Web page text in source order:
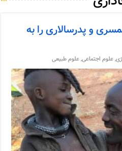
و پدرسالاری را به
,علوم اجتماعی,علوم طبیعی